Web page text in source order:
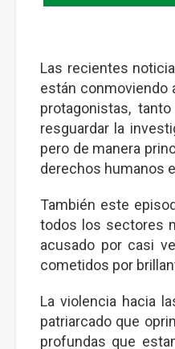
Las recientes
están conmoviendo
protagonistas,
resguardar la
pero de manera
derechos humanos
También este
todos los sectores
acusado por casi
cometidos por
La violencia hacia
patriarcado que
profundas que